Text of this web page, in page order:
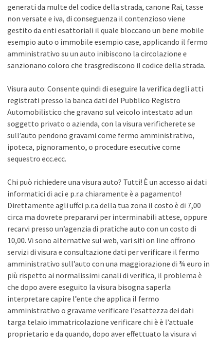
generati da multe del codice della strada, canone Rai, tasse
non versate e iva, di conseguenza il contenzioso viene
gestito da enti esattoriali il quale bloccano un bene mobile
esempio auto o immobile esempio case, applicando il fermo
amministrativo su un auto inibiscono la circolazione e
sanzionano coloro che trasgrediscono il codice della strada.
Visura auto: Consente quindi di eseguire la verifica degli atti
registrati presso la banca dati del Pubblico Registro
Automobilistico che gravano sul veicolo intestato ad un
soggetto privato o azienda, con la visura verificherete se
sull’auto pendono gravami come fermo amministrativo,
ipoteca, pignoramento, o procedure esecutive come
sequestro ecc.ecc.
Chi può richiedere una visura auto? Tutti! È un accesso ai dati
informatici di aci e p.r.a chiaramente è a pagamento!
Direttamente agli uffci p.r.a della tua zona il costo è di 7,00
circa ma dovrete prepararvi per interminabili attese, oppure
recarvi presso un’agenzia di pratiche auto con un costo di
10,00. Vi sono alternative sul web, vari siti on line offrono
servizi di visura e consultazione dati per verificare il fermo
amministrativo sull’auto con una maggiorazione di ¾ euro in
più rispetto ai normalissimi canali di verifica, il problema è
che dopo avere eseguito la visura bisogna saperla
interpretare capire l’ente che applica il fermo
amministrativo o gravame verificare l’esattezza dei dati
targa telaio immatricolazione verificare chi è è l’attuale
proprietario e da quando, dopo aver effettuato la visura vi